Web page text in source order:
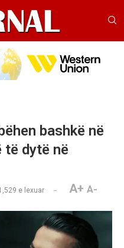
bashkë në
të dytë në
e lexuar A+ A-